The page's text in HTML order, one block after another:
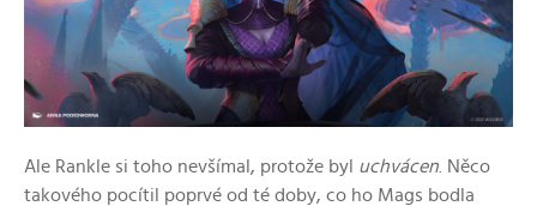
Ale Rankle si toho nevšímal, protože byl uchvácen . Něco
takového pocítil poprvé od té doby, co ho Mags bodla